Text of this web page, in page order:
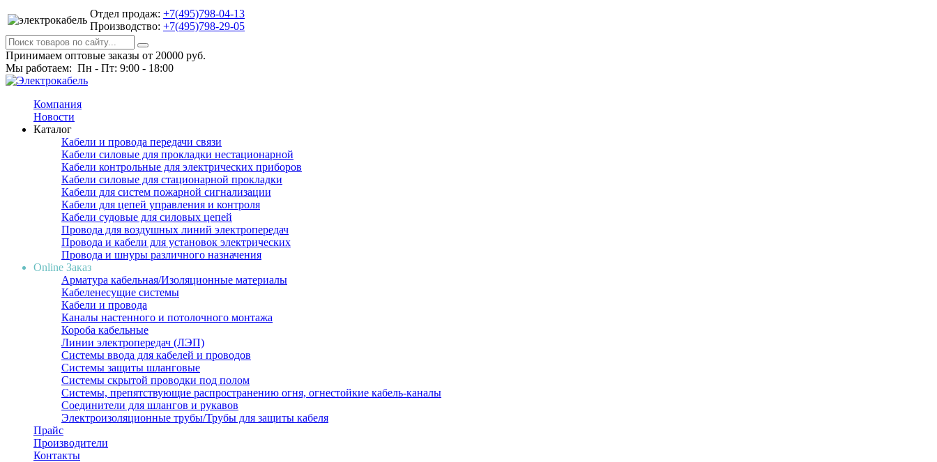
Отдел продаж: +7(495)798-04-13
Производство: +7(495)798-29-05
Принимаем оптовые заказы от 20000 руб.
Мы работаем: Пн - Пт: 9:00 - 18:00
Компания
Новости
Каталог
Кабели и провода передачи связи
Кабели силовые для прокладки нестационарной
Кабели контрольные для электрических приборов
Кабели силовые для стационарной прокладки
Кабели для систем пожарной сигнализации
Кабели для цепей управления и контроля
Кабели судовые для силовых цепей
Провода для воздушных линий электропередач
Провода и кабели для установок электрических
Провода и шнуры различного назначения
Online Заказ
Арматура кабельная/Изоляционные материалы
Кабеленесущие системы
Кабели и провода
Каналы настенного и потолочного монтажа
Короба кабельные
Линии электропередач (ЛЭП)
Системы ввода для кабелей и проводов
Системы защиты шланговые
Системы скрытой проводки под полом
Системы, препятствующие распространению огня, огнестойкие кабель-каналы
Соединители для шлангов и рукавов
Электроизоляционные трубы/Трубы для защиты кабеля
Прайс
Производители
Контакты